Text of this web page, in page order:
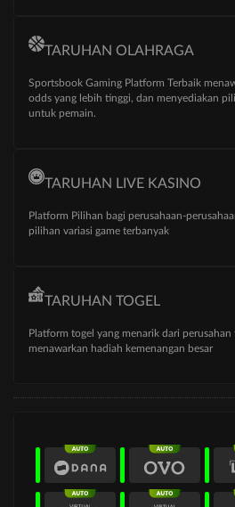
TARUHAN OLAHRAGA
Sportsbook Gaming Platform Terbaik
odds yang lebih tinggi, dan menyediakan
untuk pemain.
TARUHAN LIVE KASINO
Platform Pilihan bagi perusahaan-
pilihan variasi game terbanyak
TARUHAN TOGEL
Platform togel yang menarik dari
menawarkan hadiah kemenangan besar